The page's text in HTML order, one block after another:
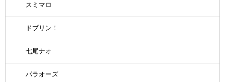
スミマロ
ドブリン！
七尾ナオ
パラオーズ